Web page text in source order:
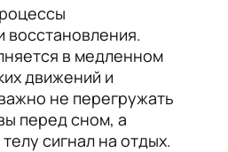
восстановления.
в медленном
движений и
не перегружать
перед сном, а
сигнал на отдых.